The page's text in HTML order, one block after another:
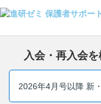
保護者サポート
登録情報の変更・各
入会・再入会
2026年4月号以降 新